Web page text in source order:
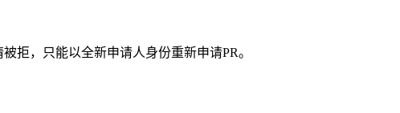
拒，只能以全新申请人身份重新申请PR。